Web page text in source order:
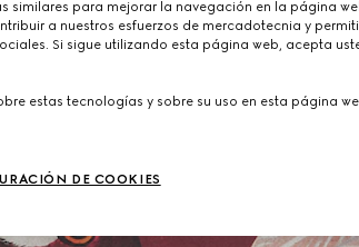
similares para mejorar la navegación en la página
a nuestros esfuerzos de mercadotecnia y
Si sigue utilizando esta página web, acepta
estas tecnologías y sobre su uso en esta página
DE COOKIES